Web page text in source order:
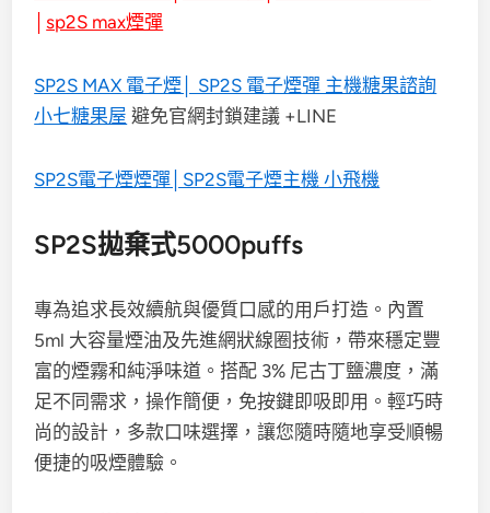
│sp2S max煙彈
SP2S MAX 電子煙│ SP2S 電子煙彈 主機糖果諮詢
小七糖果屋 避免官網封鎖建議 +LINE
SP2S電子煙煙彈│SP2S電子煙主機 小飛機
SP2S拋棄式5000puffs
專為追求長效續航與優質口感的用戶打造。內置
5ml 大容量煙油及先進網狀線圈技術，帶來穩定豐
富的煙霧和純淨味道。搭配 3% 尼古丁鹽濃度，滿
足不同需求，操作簡便，免按鍵即吸即用。輕巧時
尚的設計，多款口味選擇，讓您隨時隨地享受順暢
便捷的吸煙體驗。